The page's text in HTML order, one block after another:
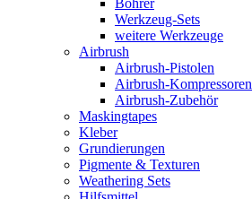
Bohrer
Werkzeug-Sets
weitere Werkzeuge
Airbrush
Airbrush-Pistolen
Airbrush-Kompressoren
Airbrush-Zubehör
Maskingtapes
Kleber
Grundierungen
Pigmente & Texturen
Weathering Sets